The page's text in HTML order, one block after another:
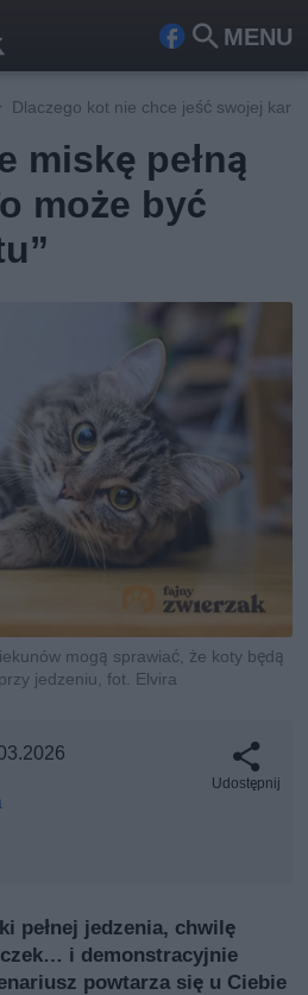
MENU
Fa
ook
Szu
kaj
Dlaczego kot nie chce jeść swojej
miskę pełną
może być
mogą sprawiać, że koty będą
jedzeniu, fot. Elvira
Udostępnij
pełnej jedzenia, chwilę
i demonstracyjnie
powtarza się u Ciebie